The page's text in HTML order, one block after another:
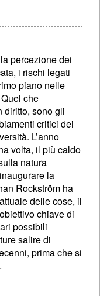
percezione dei
i rischi legati
piano nelle
che
diritto, sono gli
critici dei
L’anno
volta, il più caldo
natura
la
Rockström ha
delle cose, il
chiave di
possibili
salire di
prima che si